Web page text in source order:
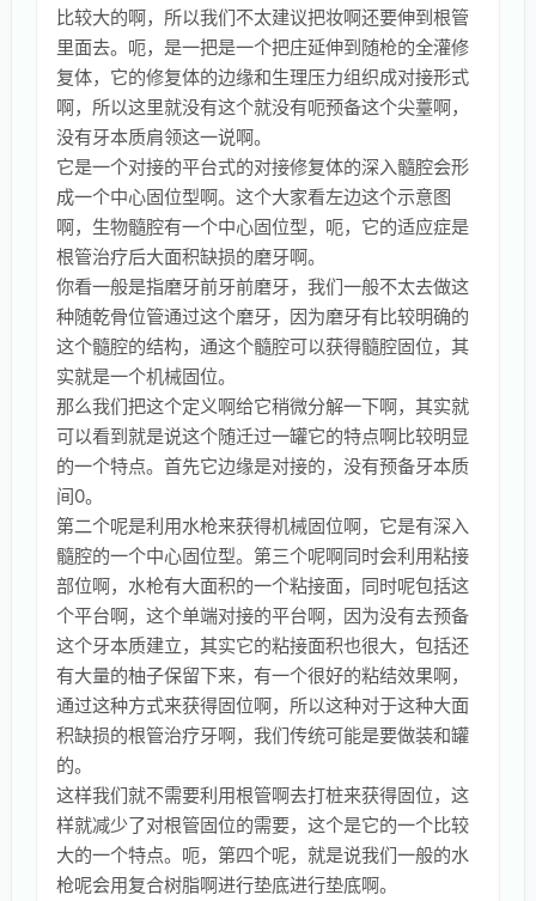
比较大的啊，所以我们不太建议把妆啊还要伸到根管
里面去。呃，是一把是一个把庄延伸到随枪的全灌修
复体，它的修复体的边缘和生理压力组织成对接形式
啊，所以这里就没有这个就没有呃预备这个尖薹啊，
没有牙本质肩领这一说啊。
它是一个对接的平台式的对接修复体的深入髓腔会形
成一个中心固位型啊。这个大家看左边这个示意图
啊，生物髓腔有一个中心固位型，呃，它的适应症是
根管治疗后大面积缺损的磨牙啊。
你看一般是指磨牙前牙前磨牙，我们一般不太去做这
种随乾骨位管通过这个磨牙，因为磨牙有比较明确的
这个髓腔的结构，通这个髓腔可以获得髓腔固位，其
实就是一个机械固位。
那么我们把这个定义啊给它稍微分解一下啊，其实就
可以看到就是说这个随迁过一罐它的特点啊比较明显
的一个特点。首先它边缘是对接的，没有预备牙本质
间0。
第二个呢是利用水枪来获得机械固位啊，它是有深入
髓腔的一个中心固位型。第三个呢啊同时会利用粘接
部位啊，水枪有大面积的一个粘接面，同时呢包括这
个平台啊，这个单端对接的平台啊，因为没有去预备
这个牙本质建立，其实它的粘接面积也很大，包括还
有大量的柚子保留下来，有一个很好的粘结效果啊，
通过这种方式来获得固位啊，所以这种对于这种大面
积缺损的根管治疗牙啊，我们传统可能是要做装和罐
的。
这样我们就不需要利用根管啊去打桩来获得固位，这
样就减少了对根管固位的需要，这个是它的一个比较
大的一个特点。呃，第四个呢，就是说我们一般的水
枪呢会用复合树脂啊进行垫底进行垫底啊。